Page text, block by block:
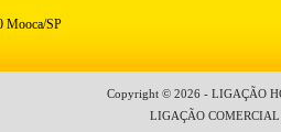
Mooca/SP
Copyright © 2026 - LIGAÇÃO
LIGAÇÃO